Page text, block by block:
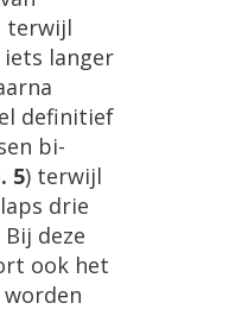
terwijl
iets langer
definitief
bi-
. 5) terwijl
drie
Bij deze
ook het
worden